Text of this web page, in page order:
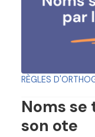
RÈGLES
Noms
son ote